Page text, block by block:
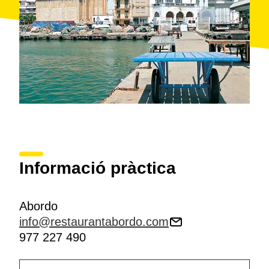
Informació pràctica
Abordo
info@restaurantabordo.com
977 227 490